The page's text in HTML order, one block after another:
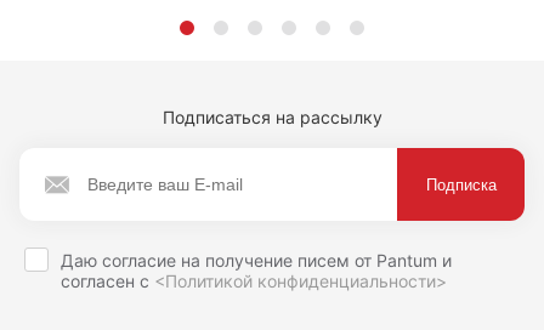
Подписаться на рассылку
Даю согласие на получение писем от Pantum и
согласен с <Политикой конфиденциальности>